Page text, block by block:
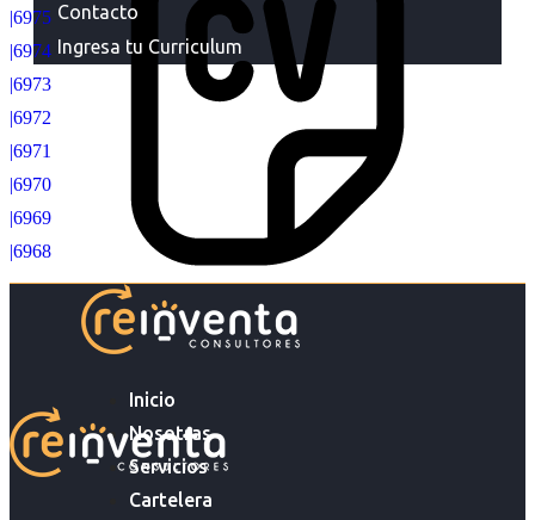
Inicio
Nosotras
Servicios
Cartelera
Contacto
Ingresa tu Curriculum
|6975
|6974
|6973
|6972
|6971
|6970
|6969
|6968